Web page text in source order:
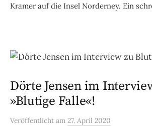
Kramer auf die Insel Norderney. Ein
Dörte Jensen im
»Blutige Falle«!
Veröffentlicht am 27. April 2020